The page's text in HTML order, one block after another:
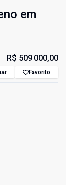
em
R$ 509.000,00
Favorito